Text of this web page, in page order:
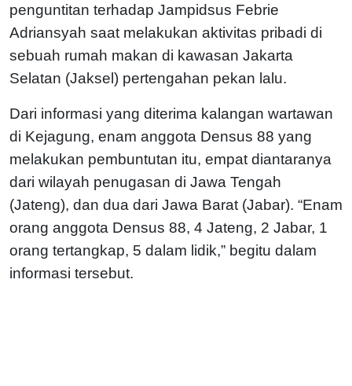
penguntitan terhadap Jampidsus Febrie
Adriansyah saat melakukan aktivitas pribadi di
sebuah rumah makan di kawasan Jakarta
Selatan (Jaksel) pertengahan pekan lalu.
Dari informasi yang diterima kalangan wartawan
di Kejagung, enam anggota Densus 88 yang
melakukan pembuntutan itu, empat diantaranya
dari wilayah penugasan di Jawa Tengah
(Jateng), dan dua dari Jawa Barat (Jabar). “Enam
orang anggota Densus 88, 4 Jateng, 2 Jabar, 1
orang tertangkap, 5 dalam lidik,” begitu dalam
informasi tersebut.